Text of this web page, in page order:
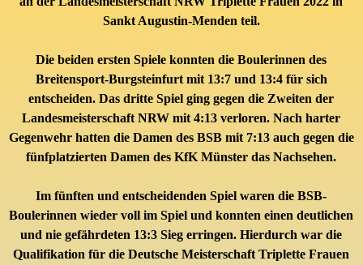
Sankt Augustin-Menden teil.
Die beiden ersten Spiele konnten die Boulerinnen des
Breitensport-Burgsteinfurt mit 13:7 und 13:4 für sich
entscheiden. Das dritte Spiel ging gegen die Zweiten der
Landesmeisterschaft NRW mit 4:13 verloren. Nach harter
Gegenwehr hatten die Damen des BSB mit 7:13 auch gegen die
fünfplatzierten Damen des KfK Münster das Nachsehen.
Im fünften und entscheidenden Spiel waren die BSB-
Boulerinnen wieder voll im Spiel und konnten einen deutlichen
und nie gefährdeten 13:3 Sieg erringen. Hierdurch war die
Qualifikationfür die Deutsche Meisterschaft Triplette Frauen